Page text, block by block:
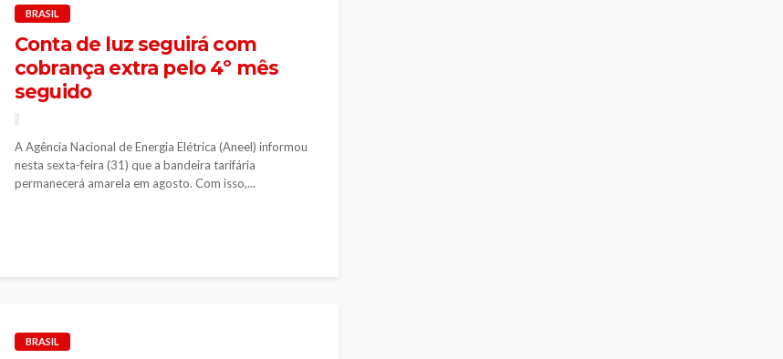
BRASIL
Conta de luz seguirá com
cobrança extra pelo 4º mês
seguido
A Agência Nacional de Energia Elétrica (Aneel) informou
nesta sexta-feira (31) que a bandeira tarifária
permanecerá amarela em agosto. Com isso,...
BRASIL